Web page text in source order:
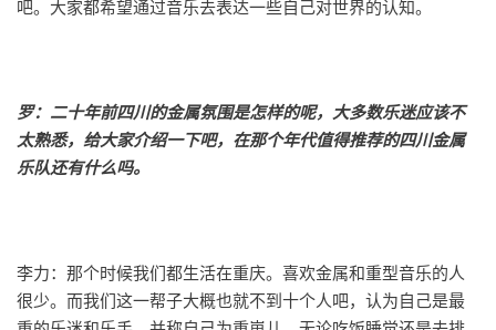
吧。大家都希望通过音乐去表达一些自己对世界的认知。
罗：二十年前四川的金属氛围是怎样的呢，大多数乐迷应该不
太熟悉，给大家介绍一下吧，在那个年代值得推荐的四川金属
乐队还有什么吗。
李力：那个时候我们都生活在重庆。喜欢金属和重型音乐的人
很少。而我们这一帮子大概也就不到十个人吧，认为自己是最